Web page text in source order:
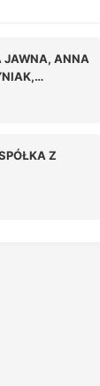
JAWNA, ANNA
Z